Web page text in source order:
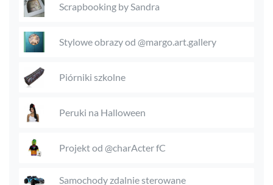
Scrapbooking by Sandra
Stylowe obrazy od @margo.art.gallery
Piórniki szkolne
Peruki na Halloween
Projekt od @charActer fC
Samochody zdalnie sterowane